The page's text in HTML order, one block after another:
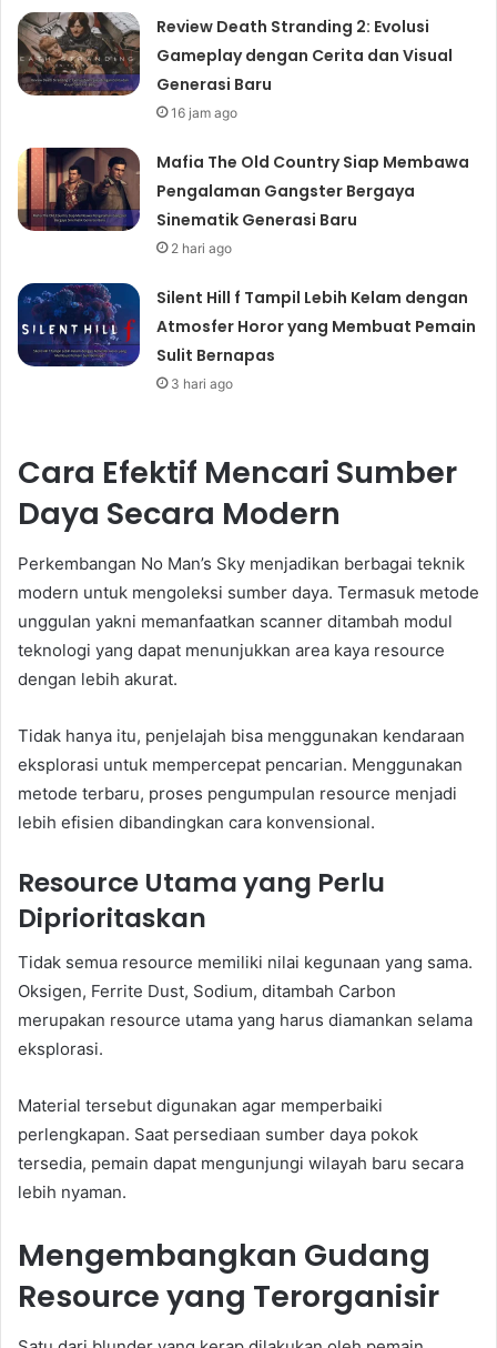
Review Death Stranding 2: Evolusi
Gameplay dengan Cerita dan Visual
Generasi Baru
16 jam ago
Mafia The Old Country Siap Membawa
Pengalaman Gangster Bergaya
Sinematik Generasi Baru
2 hari ago
Silent Hill f Tampil Lebih Kelam dengan
Atmosfer Horor yang Membuat Pemain
Sulit Bernapas
3 hari ago
Cara Efektif Mencari Sumber
Daya Secara Modern
Perkembangan No Man’s Sky menjadikan berbagai teknik
modern untuk mengoleksi sumber daya. Termasuk metode
unggulan yakni memanfaatkan scanner ditambah modul
teknologi yang dapat menunjukkan area kaya resource
dengan lebih akurat.
Tidak hanya itu, penjelajah bisa menggunakan kendaraan
eksplorasi untuk mempercepat pencarian. Menggunakan
metode terbaru, proses pengumpulan resource menjadi
lebih efisien dibandingkan cara konvensional.
Resource Utama yang Perlu
Diprioritaskan
Tidak semua resource memiliki nilai kegunaan yang sama.
Oksigen, Ferrite Dust, Sodium, ditambah Carbon
merupakan resource utama yang harus diamankan selama
eksplorasi.
Material tersebut digunakan agar memperbaiki
perlengkapan. Saat persediaan sumber daya pokok
tersedia, pemain dapat mengunjungi wilayah baru secara
lebih nyaman.
Mengembangkan Gudang
Resource yang Terorganisir